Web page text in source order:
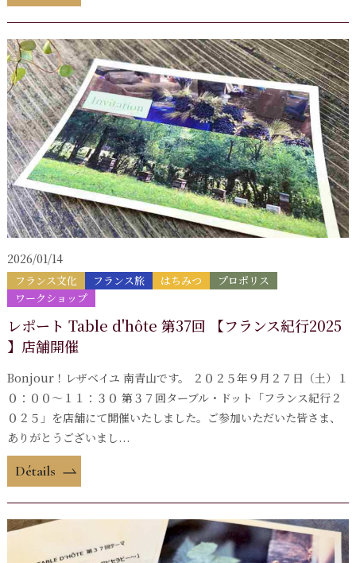
2026/01/14
フランス文化 フランス旅 はちみつ
プロポリス
ワークショップ
レポート Table d'hôte 第37回 【フランス紀行2025
】店舗開催
Bonjour！レザベイユ 南青山です。 ２０２５年９月２７日（土）１
０：００〜１１：３０ 第３７回ターブル・ドット「フランス紀行２
０２５」を店舗にて開催いたしました。ご参加いただいた皆さま、
ありがとうございまし...
Détails